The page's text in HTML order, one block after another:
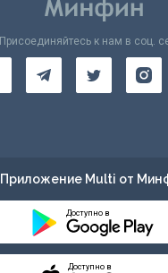
Присоединяйтесь к нам в соц.
Приложение Multi от
Доступно в
Доступно в